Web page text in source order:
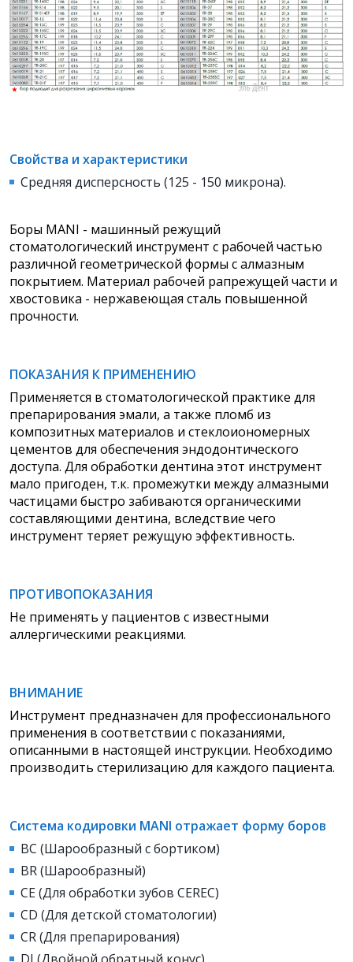
Свойства и характеристики
Средняя дисперсность (125 - 150 микрона).
Боры MANI - машинный режущий
стоматологический инструмент с рабочей частью
различной геометрической формы с алмазным
покрытием. Материал рабочей рапрежущей части и
хвостовика - нержавеющая сталь повышенной
прочности.
ПОКАЗАНИЯ К ПРИМЕНЕНИЮ
Применяется в стоматологической практике для
препарирования эмали, а также пломб из
композитных материалов и стеклоиономерных
цементов для обеспечения эндодонтического
доступа. Для обработки дентина этот инструмент
мало пригоден, т.к. промежутки между алмазными
частицами быстро забиваются органическими
составляющими дентина, вследствие чего
инструмент теряет режущую эффективность.
ПРОТИВОПОКАЗАНИЯ
Не применять у пациентов с известными
аллергическими реакциями.
ВНИМАНИЕ
Инструмент предназначен для профессионального
применения в соответствии с показаниями,
описанными в настоящей инструкции. Необходимо
производить стерилизацию для каждого пациента.
Система кодировки MANI отражает форму боров
BC (Шарообразный с бортиком)
BR (Шарообразный)
CE (Для обработки зубов CEREC)
CD (Для детской стоматологии)
СR (Для препарирования)
DI (Двойной обратный конус)